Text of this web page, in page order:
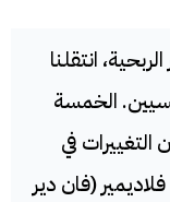
انتقلنا
الخمسة
في
(فان دير